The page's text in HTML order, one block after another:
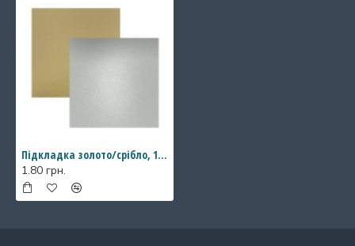
Підкладка золото/срібло, 110*110
1.80 грн.